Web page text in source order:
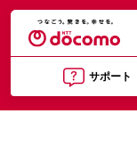
サポート